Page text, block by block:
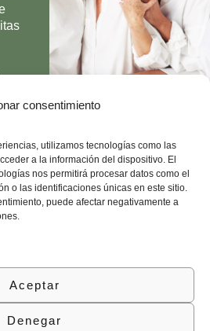
consentimiento
utilizamos tecnologías como las
a la información del dispositivo. El
nos permitirá procesar datos como el
o las identificaciones únicas en este sitio.
puede afectar negativamente a
Aceptar
Denegar
Política
de
Política
Calidad
(+34)
935